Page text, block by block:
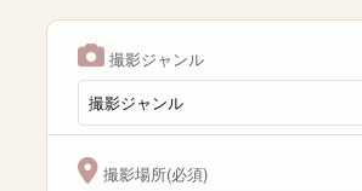
撮影ジャンル
撮影場所(必須)